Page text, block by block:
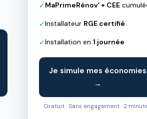
✓MaPrimeRénov’ + CEE
✓Installateur RGE certifié
✓Installation en 1 journée
Je simule mes économies
→
Gratuit · Sans engagement · 2